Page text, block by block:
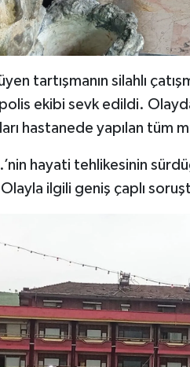
tartışmanın silahlı
polis ekibi sevk edildi.
hastanede yapılan tüm
hayati tehlikesinin
Olayla ilgili geniş çaplı